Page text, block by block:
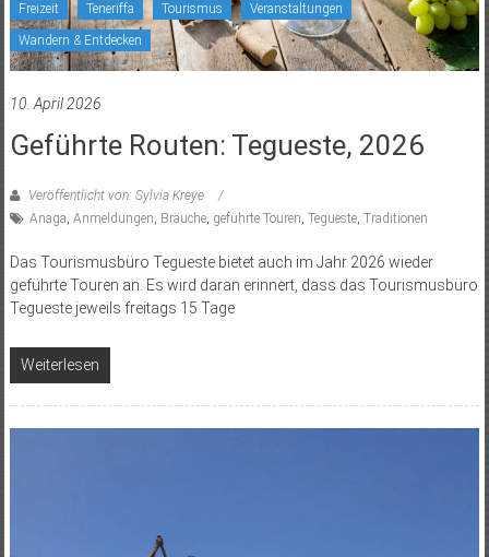
Freizeit Teneriffa Tourismus Veranstaltungen
Wandern & Entdecken
10. April 2026
Geführte Routen: Tegueste, 2026
Veröffentlicht von: Sylvia Kreye
Anaga, Anmeldungen, Bräuche, geführte Touren, Tegueste, Traditionen
Das Tourismusbüro Tegueste bietet auch im Jahr 2026 wieder
geführte Touren an. Es wird daran erinnert, dass das Tourismusbüro
Tegueste jeweils freitags 15 Tage
Weiterlesen